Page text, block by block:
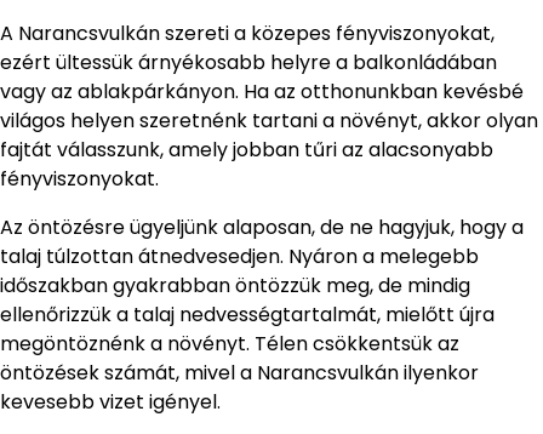
A Narancsvulkán szereti a közepes fényviszonyokat,
ezért ültessük árnyékosabb helyre a balkonládában
vagy az ablakpárkányon. Ha az otthonunkban kevésbé
világos helyen szeretnénk tartani a növényt, akkor olyan
fajtát válasszunk, amely jobban tűri az alacsonyabb
fényviszonyokat.
Az öntözésre ügyeljünk alaposan, de ne hagyjuk, hogy a
talaj túlzottan átnedvesedjen. Nyáron a melegebb
időszakban gyakrabban öntözzük meg, de mindig
ellenőrizzük a talaj nedvességtartalmát, mielőtt újra
megöntöznénk a növényt. Télen csökkentsük az
öntözések számát, mivel a Narancsvulkán ilyenkor
kevesebb vizet igényel.